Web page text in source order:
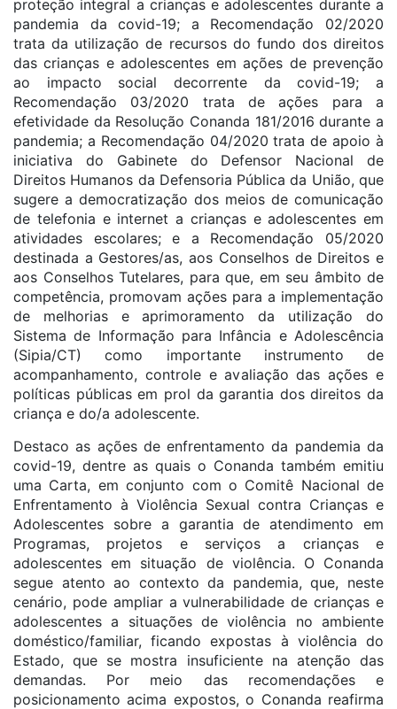
proteção integral a crianças e adolescentes durante a
pandemia da covid-19; a Recomendação 02/2020
trata da utilização de recursos do fundo dos direitos
das crianças e adolescentes em ações de prevenção
ao impacto social decorrente da covid-19; a
Recomendação 03/2020 trata de ações para a
efetividade da Resolução Conanda 181/2016 durante a
pandemia; a Recomendação 04/2020 trata de apoio à
iniciativa do Gabinete do Defensor Nacional de
Direitos Humanos da Defensoria Pública da União, que
sugere a democratização dos meios de comunicação
de telefonia e internet a crianças e adolescentes em
atividades escolares; e a Recomendação 05/2020
destinada a Gestores/as, aos Conselhos de Direitos e
aos Conselhos Tutelares, para que, em seu âmbito de
competência, promovam ações para a implementação
de melhorias e aprimoramento da utilização do
Sistema de Informação para Infância e Adolescência
(Sipia/CT) como importante instrumento de
acompanhamento, controle e avaliação das ações e
políticas públicas em prol da garantia dos direitos da
criança e do/a adolescente.
Destaco as ações de enfrentamento da pandemia da
covid-19, dentre as quais o Conanda também emitiu
uma Carta, em conjunto com o Comitê Nacional de
Enfrentamento à Violência Sexual contra Crianças e
Adolescentes sobre a garantia de atendimento em
Programas, projetos e serviços a crianças e
adolescentes em situação de violência. O Conanda
segue atento ao contexto da pandemia, que, neste
cenário, pode ampliar a vulnerabilidade de crianças e
adolescentes a situações de violência no ambiente
doméstico/familiar, ficando expostas à violência do
Estado, que se mostra insuficiente na atenção das
demandas. Por meio das recomendações e
posicionamento acima expostos, o Conanda reafirma